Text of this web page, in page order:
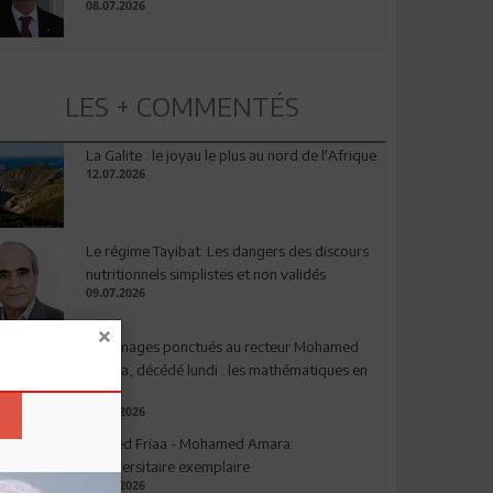
08.07.2026
LES + COMMENTÉS
La Galite : le joyau le plus au nord de l'Afrique
12.07.2026
Le régime Tayibat: Les dangers des discours
nutritionnels simplistes et non validés
09.07.2026
Hommages ponctués au recteur Mohamed
Amara, décédé lundi : les mathématiques en
deuil
03.08.2026
Ahmed Friaa - Mohamed Amara:
l’Universitaire exemplaire
04.08.2026